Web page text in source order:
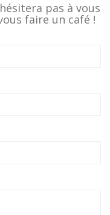
pas à vous
faire un café !